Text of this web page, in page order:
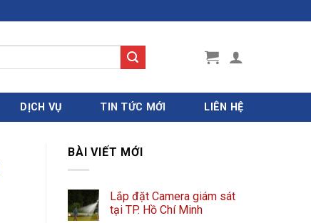
DỊCH VỤ TIN TỨC MỚI LIÊN HỆ
BÀI VIẾT MỚI
Lắp đặt Camera giám sát
tại TP. Hồ Chí Minh